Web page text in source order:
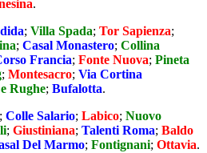
.
; Villa Spada; Tor Sapienza;
; Casal Monastero; Collina
Francia; Fonte Nuova; Pineta
; Montesacro; Via Cortina
Rughe; Bufalotta.
; Colle Salario; Labico; Nuovo
; Giustiniana; Talenti Roma; Baldo
Del Marmo; Fontignani; Ottavia.